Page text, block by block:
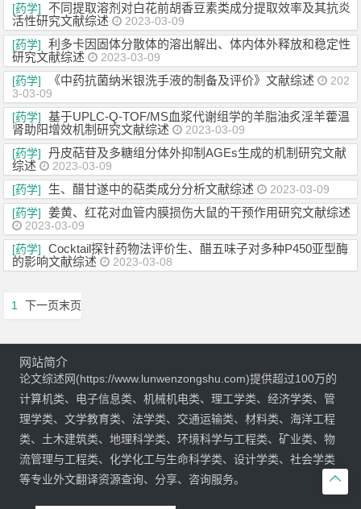
[药学]
不同提取溶剂对白花前胡香豆素类成分提取效率及其抗炎
活性研究文献综述
2023-03-09
[药学]
利多卡因固体分散体的溶出解出、体内体外释放和稳定性
研究文献综述
2023-03-09
[药学]
《中药抗菌纳米银洗手液的制备及评价》文献综述
202
3-03-09
[药学]
基于UPLC-Q-TOF/MS血浆代谢组学的羊脂油炙淫羊藿温
肾助阳增效机制研究文献综述
2023-03-09
[药学]
丹皮萜苷及多糖组分体外抑制AGEs生成的机制研究文献
综述
2023-03-09
[药学]
生、醋甘遂中的萜类成分分析文献综述
2023-03-09
[药学]
姜黄、红花对血管内膜损伤大鼠的干预作用研究文献综述
2023-03-09
[药学]
Cocktail探针药物法评价生、醋五味子对多种P450亚型酶
的影响文献综述
2023-03-08
1 下一页末页

网站简介
论文综述网(https://www.lunwenzongshu.com)提供超过100万的
计算机类、电子信息类、机械机电类、理工学类、经济学类、管
理学类、文学教育类、法学类、交通运输类、材料类、海洋工程
类、土木建筑类、地理科学类、环境科学与工程类、矿业类、物
流管理与工程类、化学化工与生命科学类、设计学类、社会学类
等专业外文翻译资源查询、分享、咨询服务。